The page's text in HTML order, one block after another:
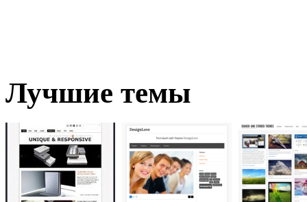
Лучшие темы